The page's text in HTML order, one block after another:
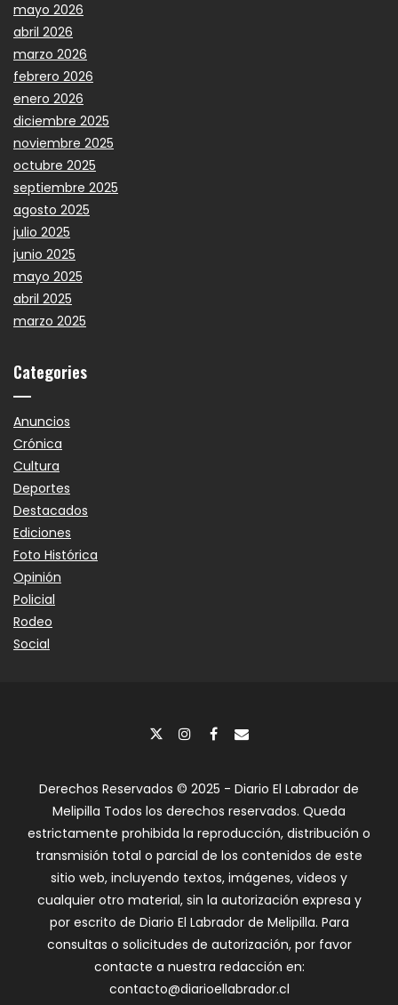
mayo 2026
abril 2026
marzo 2026
febrero 2026
enero 2026
diciembre 2025
noviembre 2025
octubre 2025
septiembre 2025
agosto 2025
julio 2025
junio 2025
mayo 2025
abril 2025
marzo 2025
Categories
Anuncios
Crónica
Cultura
Deportes
Destacados
Ediciones
Foto Histórica
Opinión
Policial
Rodeo
Social
Derechos Reservados © 2025 - Diario El Labrador de
Melipilla Todos los derechos reservados. Queda
estrictamente prohibida la reproducción, distribución o
transmisión total o parcial de los contenidos de este
sitio web, incluyendo textos, imágenes, videos y
cualquier otro material, sin la autorización expresa y
por escrito de Diario El Labrador de Melipilla. Para
consultas o solicitudes de autorización, por favor
contacte a nuestra redacción en:
contacto@diarioellabrador.cl